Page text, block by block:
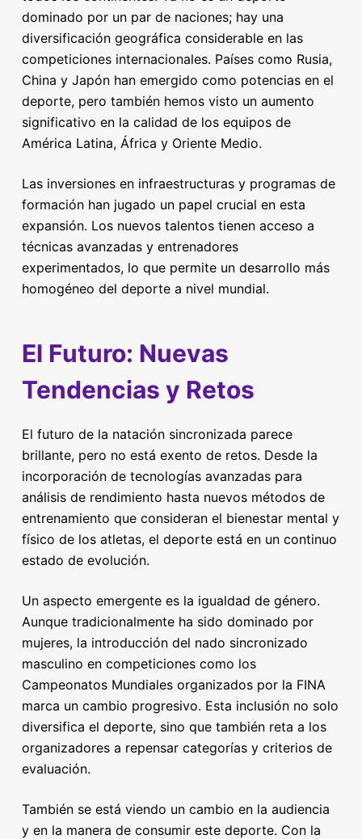
dominado por un par de naciones; hay una
diversificación geográfica considerable en las
competiciones internacionales. Países como Rusia,
China y Japón han emergido como potencias en el
deporte, pero también hemos visto un aumento
significativo en la calidad de los equipos de
América Latina, África y Oriente Medio.
Las inversiones en infraestructuras y programas de
formación han jugado un papel crucial en esta
expansión. Los nuevos talentos tienen acceso a
técnicas avanzadas y entrenadores
experimentados, lo que permite un desarrollo más
homogéneo del deporte a nivel mundial.
El Futuro: Nuevas
Tendencias y Retos
El futuro de la natación sincronizada parece
brillante, pero no está exento de retos. Desde la
incorporación de tecnologías avanzadas para
análisis de rendimiento hasta nuevos métodos de
entrenamiento que consideran el bienestar mental y
físico de los atletas, el deporte está en un continuo
estado de evolución.
Un aspecto emergente es la igualdad de género.
Aunque tradicionalmente ha sido dominado por
mujeres, la introducción del nado sincronizado
masculino en competiciones como los
Campeonatos Mundiales organizados por la FINA
marca un cambio progresivo. Esta inclusión no solo
diversifica el deporte, sino que también reta a los
organizadores a repensar categorías y criterios de
evaluación.
También se está viendo un cambio en la audiencia
y en la manera de consumir este deporte. Con la